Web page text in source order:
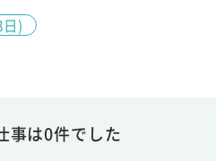
)
事は0件でした